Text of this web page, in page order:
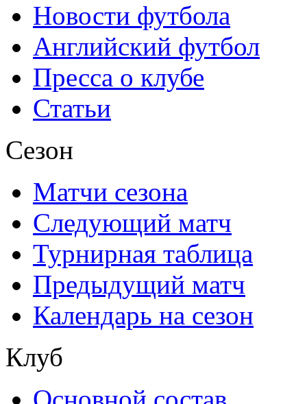
Новости футбола
Английский футбол
Пресса о клубе
Статьи
Сезон
Матчи сезона
Следующий матч
Турнирная таблица
Предыдущий матч
Календарь на сезон
Клуб